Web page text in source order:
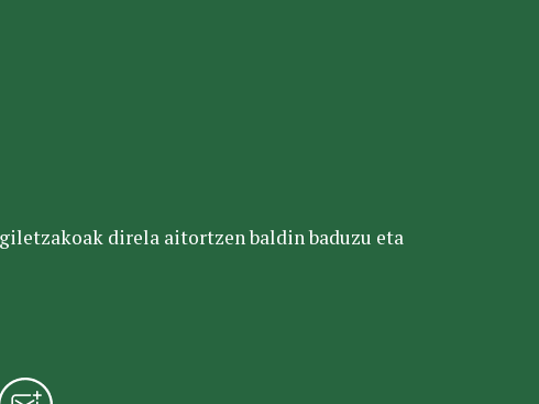
direla aitortzen baldin baduzu eta